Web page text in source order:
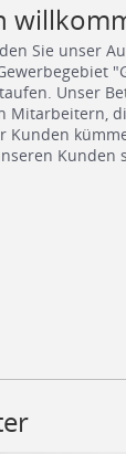
Sie unser
Unser
Mitarbeitern,
Kunden
Kunden